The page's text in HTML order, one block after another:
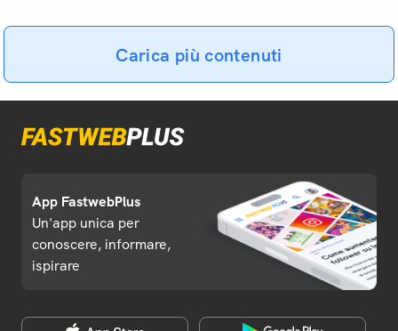
Carica più contenuti
App FastwebPlus
Un'app unica per
conoscere, informare,
ispirare